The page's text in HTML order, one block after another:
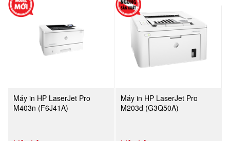
Máy in HP LaserJet Pro
M403n (F6J41A)
Máy in HP LaserJet Pro
M203d (G3Q50A)